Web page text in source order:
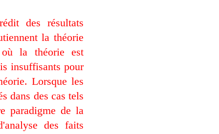
des résultats
la théorie
où la théorie est
insuffisants pour
Lorsque les
dans des cas tels
paradigme de la
des faits